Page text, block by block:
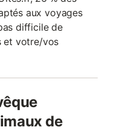
aux voyages
difficile de
et votre/vos
de